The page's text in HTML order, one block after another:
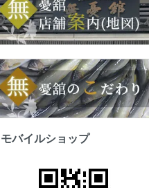
モバイルショップ